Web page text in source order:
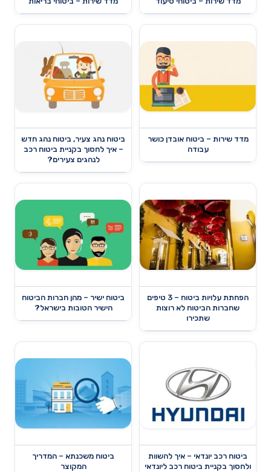
מדד שירות – ביטוח אובדן כושר
עבודה
ביטוח נהג צעיר, ביטוח נהג חדש
– איך לחסוך בקניית ביטוח רכב
לנהגים צעירים?
הפחתת עלויות ביטוח – 3 טיפים
שחברות הביטוח לא רוצות
שתכירו
ביטוח ישיר – מהן חברות הביטוח
הישיר הטובות בישראל?
ביטוח רכב יונדאי – איך להשוות
ולחסוך בקניית ביטוח רכב ליונדאי
ביטוח משכנתא – המדריך
המקוצר